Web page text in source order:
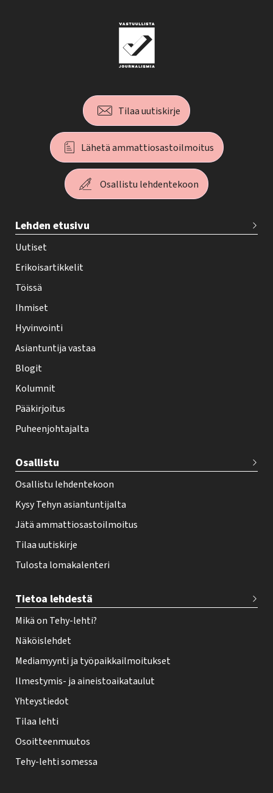
Tilaa uutiskirje
Lähetä ammattiosastoilmoitus
Osallistu lehdentekoon
e
h
y
-
e
h
t
i
f
o
t
r
Lehden etusivu
Uutiset
Erikoisartikkelit
Töissä
Ihmiset
Hyvinvointi
Asiantuntija vastaa
Blogit
Kolumnit
Pääkirjoitus
Puheenjohtajalta
Osallistu
Osallistu lehdentekoon
Kysy Tehyn asiantuntijalta
Jätä ammattiosastoilmoitus
Tilaa uutiskirje
Tulosta lomakalenteri
Tietoa lehdestä
Mikä on Tehy-lehti?
Näköislehdet
Mediamyynti ja työpaikkailmoitukset
Ilmestymis- ja aineistoaikataulut
Yhteystiedot
Tilaa lehti
Osoitteenmuutos
Tehy-lehti somessa